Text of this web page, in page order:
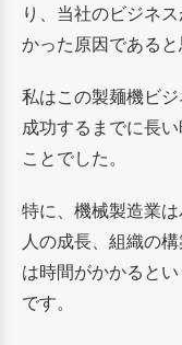
り、当社のビジネ
かった原因であると
私はこの製麺機ビジ
成功するまでに長
ことでした。
特に、機械製造業は
人の成長、組織の
は時間がかかると
です。